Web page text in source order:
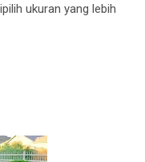
ukuran yang lebih